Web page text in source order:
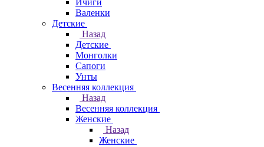
Ичиги
Валенки
Детские
Назад
Детские
Монголки
Сапоги
Унты
Весенняя коллекция
Назад
Весенняя коллекция
Женские
Назад
Женские